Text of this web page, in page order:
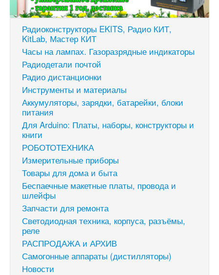
Радиоконструкторы EKITS, Радио КИТ,
KitLab, Мастер КИТ
Часы на лампах. Газоразрядные индикаторы
Радиодетали почтой
Радио дистанционки
Инструменты и материалы
Аккумуляторы, зарядки, батарейки, блоки
питания
Для Arduino: Платы, наборы, конструкторы и
книги
РОБОТОТЕХНИКА
Измерительные приборы
Товары для дома и быта
Беспаечные макетные платы, провода и
шлейфы
Запчасти для ремонта
Светодиодная техника, корпуса, разъёмы,
реле
РАСПРОДАЖА и АРХИВ
Самогонные аппараты (дистилляторы)
Новости